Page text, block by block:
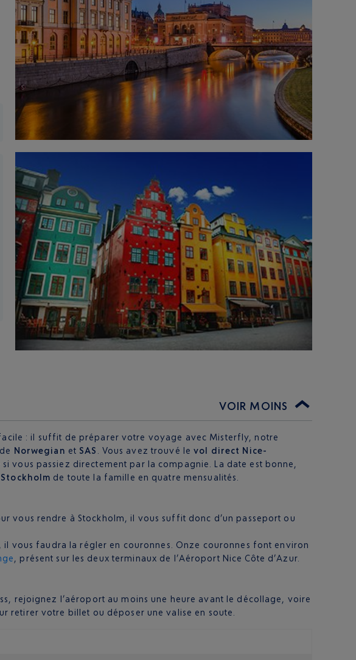
VOIR MOINS
: il suffit de préparer votre voyage avec Misterfly, notre
de Norwegian et SAS . Vous avez trouvé levol direct Nice-
vous passiez directement par la compagnie. La date est bonne,
de toute la famille en quatre mensualités.
vous rendre à Stockholm, il vous suffit donc d’un passeport ou
vous faudra la régler en couronnes. Onze couronnes font environ
, présent sur les deux terminaux de l’Aéroport Nice Côte d’Azur.
rejoignez l’aéroport au moins une heure avant le décollage, voire
retirer votre billet ou déposer une valise en soute.